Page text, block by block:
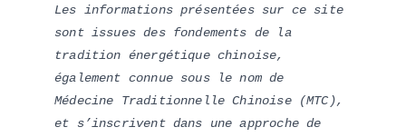
Les informations présentées sur ce site
sont issues des fondements de la
tradition énergétique chinoise,
également connue sous le nom de
Médecine Traditionnelle Chinoise (MTC),
et s’inscrivent dans une approche de